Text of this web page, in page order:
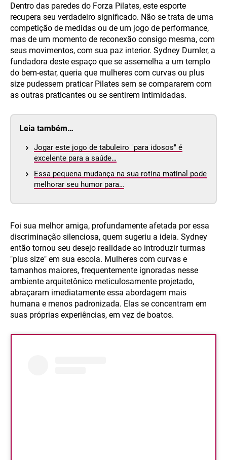
Dentro das paredes do Forza Pilates, este esporte
recupera seu verdadeiro significado. Não se trata de uma
competição de medidas ou de um jogo de performance,
mas de um momento de reconexão consigo mesma, com
seus movimentos, com sua paz interior. Sydney Dumler, a
fundadora deste espaço que se assemelha a um templo
do bem-estar, queria que mulheres com curvas ou plus
size pudessem praticar Pilates sem se compararem com
as outras praticantes ou se sentirem intimidadas.
Leia também…
Jogar este jogo de tabuleiro "para idosos" é
excelente para a saúde…
Essa pequena mudança na sua rotina matinal pode
melhorar seu humor para…
Foi sua melhor amiga, profundamente afetada por essa
discriminação silenciosa, quem sugeriu a ideia. Sydney
então tornou seu desejo realidade ao introduzir turmas
"plus size" em sua escola. Mulheres com curvas e
tamanhos maiores, frequentemente ignoradas nesse
ambiente arquitetônico meticulosamente projetado,
abraçaram imediatamente essa abordagem mais
humana e menos padronizada. Elas se concentram em
suas próprias experiências, em vez de boatos.